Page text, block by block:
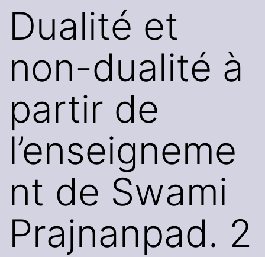
Dualité et
non-dualité à
partir de
l’enseigneme
nt de Swami
Prajnanpad. 2